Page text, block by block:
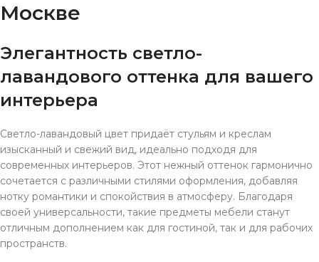
Москве
Элегантность светло-
лавандового оттенка для вашего
интерьера
Светло-лавандовый цвет придаёт стульям и креслам
изысканный и свежий вид, идеально подходя для
современных интерьеров. Этот нежный оттенок гармонично
сочетается с различными стилями оформления, добавляя
нотку романтики и спокойствия в атмосферу. Благодаря
своей универсальности, такие предметы мебели станут
отличным дополнением как для гостиной, так и для рабочих
пространств.